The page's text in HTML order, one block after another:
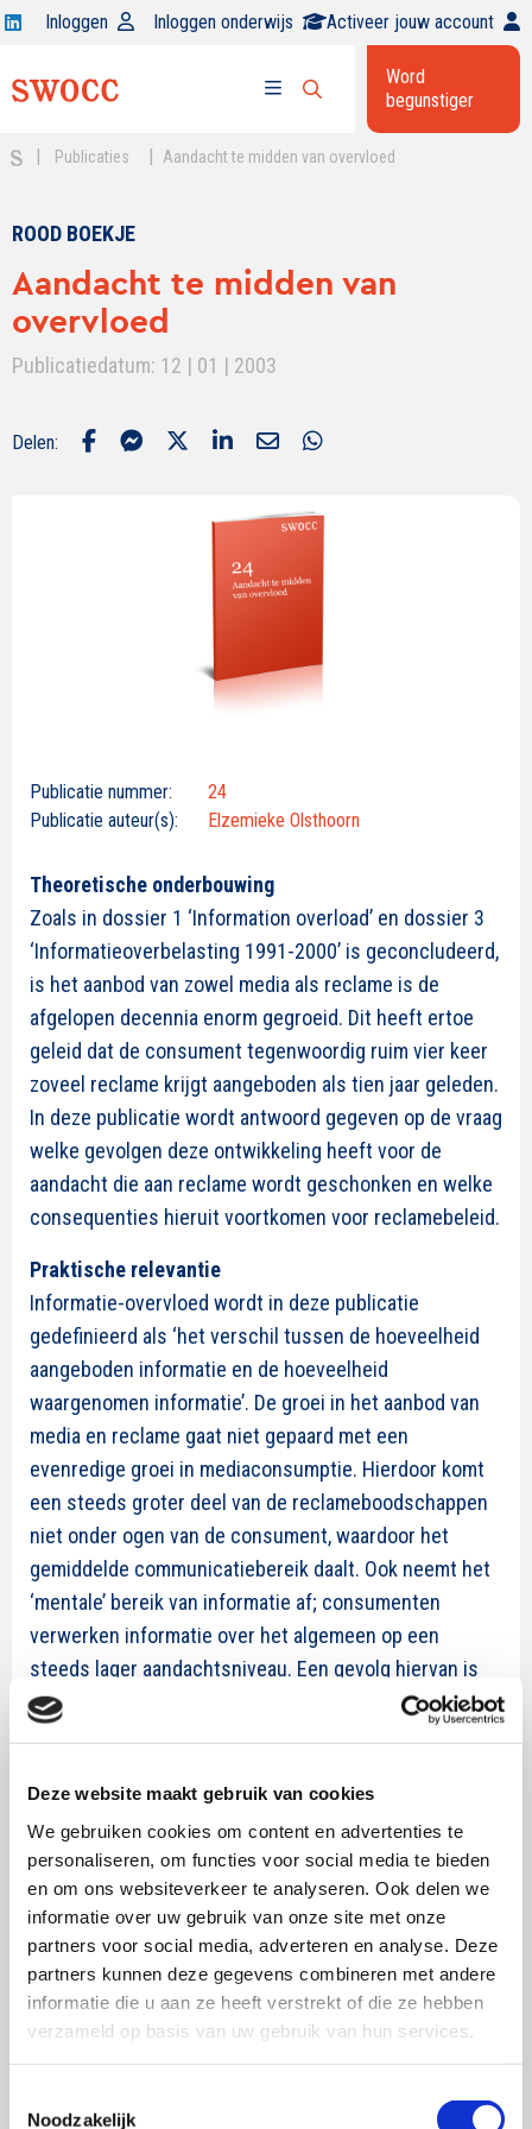
Deze website maakt gebruik van cookies
We gebruiken cookies om content en advertenties te
personaliseren, om functies voor social media te bieden
en om ons websiteverkeer te analyseren. Ook delen we
informatie over uw gebruik van onze site met onze
partners voor social media, adverteren en analyse. Deze
partners kunnen deze gegevens combineren met andere
informatie die u aan ze heeft verstrekt of die ze hebben
verzameld op basis van uw gebruik van hun services.
Noodzakelijk
Open
op
Inloggen Inloggen onderwijs Activeer jouw account
menu
Open
zoekbalk
Word
begunstiger
Publicaties Aandacht te midden van overvloed
ROOD BOEKJE
Aandacht te midden van
overvloed
Publicatiedatum: 12 | 01 | 2003
Delen:
Publicatie nummer:
24
Publicatie auteur(s):
Elzemieke Olsthoorn
Theoretische onderbouwing
Zoals in dossier 1 ‘Information overload’ en dossier 3
‘Informatieoverbelasting 1991-2000’ is geconcludeerd,
is het aanbod van zowel media als reclame is de
afgelopen decennia enorm gegroeid. Dit heeft ertoe
geleid dat de consument tegenwoordig ruim vier keer
zoveel reclame krijgt aangeboden als tien jaar geleden.
In deze publicatie wordt antwoord gegeven op de vraag
welke gevolgen deze ontwikkeling heeft voor de
aandacht die aan reclame wordt geschonken en welke
consequenties hieruit voortkomen voor reclamebeleid.
Praktische relevantie
Informatie-overvloed wordt in deze publicatie
gedefinieerd als ‘het verschil tussen de hoeveelheid
aangeboden informatie en de hoeveelheid
waargenomen informatie’. De groei in het aanbod van
media en reclame gaat niet gepaard met een
evenredige groei in mediaconsumptie. Hierdoor komt
een steeds groter deel van de reclameboodschappen
niet onder ogen van de consument, waardoor het
gemiddelde communicatiebereik daalt. Ook neemt het
‘mentale’ bereik van informatie af; consumenten
verwerken informatie over het algemeen op een
steeds lager aandachtsniveau. Een gevolg hiervan is
dat reclame-uitingen niet meer zo goed in het
reclamescores die in deze publicatie worden
geschetst. Deze ontwikkelingen hebben grote
consequenties voor de werking van reclame, waardoor
een aangepast reclamebeleid steeds noodzakelijker
wordt.
Communicatiewetenschappers blijken kritisch over de
manier waarop reclame wordt vormgegeven en
mening dat in het huidige reclameklimaat, dat wordt